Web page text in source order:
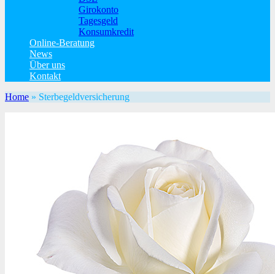
Girokonto
Tagesgeld
Konsumkredit
Online-Beratung
News
Über uns
Kontakt
Home » Sterbegeldversicherung